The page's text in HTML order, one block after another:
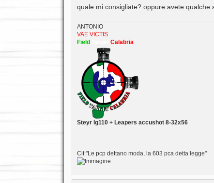
quale mi consigliate? oppure avete qualche
ANTONIO
VAE VICTIS
Field
Calabria
Steyr lg110 + Leapers accushot 8-32x56
Cit:"Le pcp dettano moda, la 603 pca detta legge"